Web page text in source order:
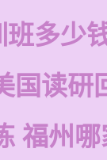
多少
国读研
福州